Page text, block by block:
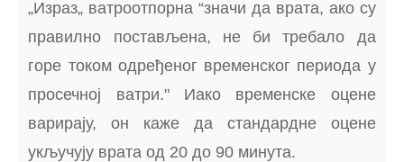
„Израз„ ватроотпорна “значи да врата, ако су
правилно постављена, не би требало да
горе током одређеног временског периода у
просечној ватри." Иако временске оцене
варирају, он каже да стандардне оцене
укључују врата од 20 до 90 минута.